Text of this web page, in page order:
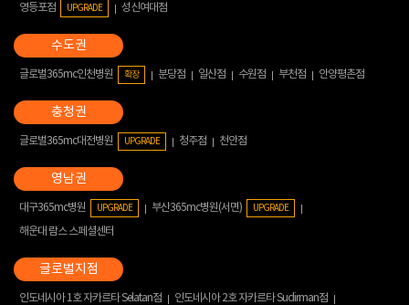
영등포점
UPGRADE 성신여대점
글로벌365mc인천병원 확장 분당점 일산점 수원점 부천점 안양평촌점
글로벌365mc대전병원 UPGRADE 청주점 천안점
대구365mc병원 UPGRADE 부산365mc병원(서면) UPGRADE
해운대 람스 스페셜센터
인도네시아 1호 자카르타 Selatan점
인도네시아 2호 자카르타 Sudirman점